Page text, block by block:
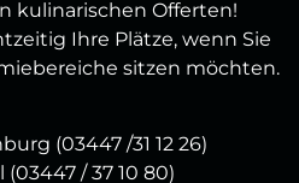
kulinarischen Offerten!
Ihre Plätze, wenn Sie
sitzen möchten.
(03447 /31 12 26)
/ 37 10 80)